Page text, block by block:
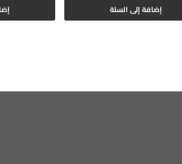
إضافة إلى السلة